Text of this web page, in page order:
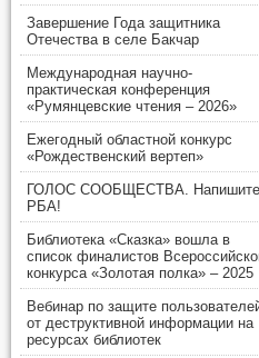
Завершение Года защитника
Отечества в селе Бакчар
Международная научно-
практическая конференция
«Румянцевские чтения – 2026»
Ежегодный областной конкурс
«Рождественский вертеп»
ГОЛОС СООБЩЕСТВА. Напишите
РБА!
Библиотека «Сказка» вошла в
список финалистов
конкурса «Золотая полка» – 2025
Вебинар по защите
от деструктивной информации на
ресурсах библиотек